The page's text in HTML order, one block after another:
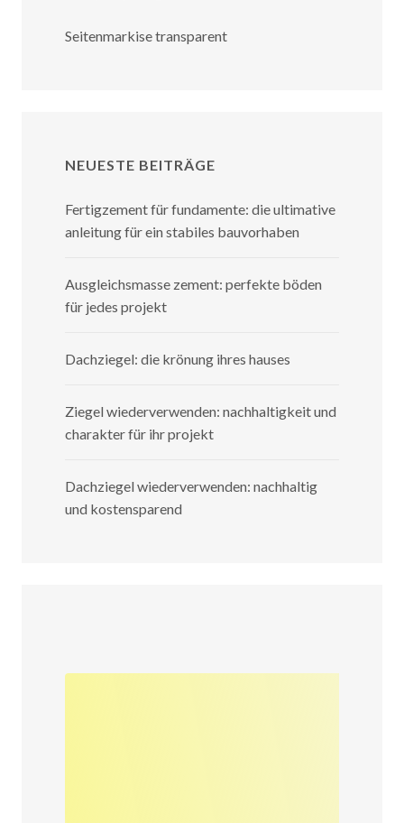
Seitenmarkise transparent
NEUESTE BEITRÄGE
Fertigzement für fundamente: die ultimative
anleitung für ein stabiles bauvorhaben
Ausgleichsmasse zement: perfekte böden
für jedes projekt
Dachziegel: die krönung ihres hauses
Ziegel wiederverwenden: nachhaltigkeit und
charakter für ihr projekt
Dachziegel wiederverwenden: nachhaltig
und kostensparend